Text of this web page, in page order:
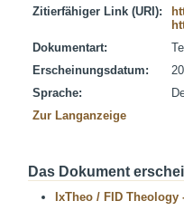
Zitierfähiger Link (URI):
Dokumentart:
Erscheinungsdatum:
Sprache:
Zur Langanzeige
Das Dokument
IxTheo / FID Theology